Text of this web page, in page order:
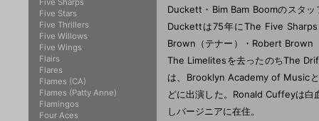
Duckett・Bim Bam Boomのスタ
Duckettは75年にThe Five
Brown（テナー）・Robert Brown
The Limelitesを去ったのちThe
は、Brooklyn Academy of Music
どに出演した。Ronald Cuffeyは
しバージニアに在住。
Five Sharps
Five Stars
Five Thrillers
Five Willows
Five Wings
Flairs
Flares
Flames (CA)
Flames (Patty Anne)
Flamingos
Four Aces